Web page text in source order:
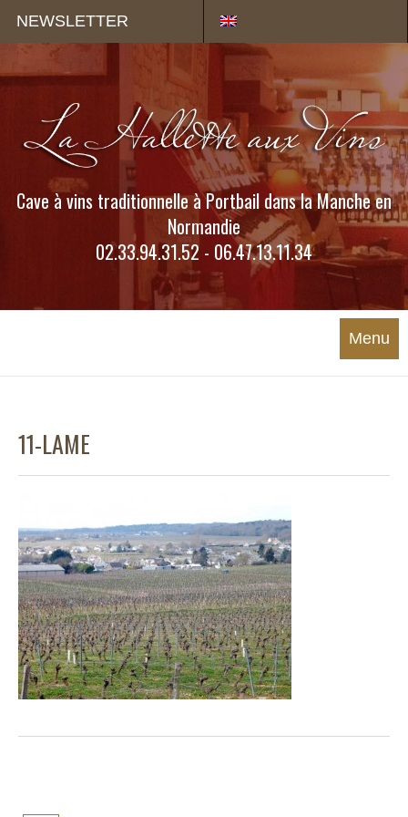
NEWSLETTER
Cave à vins traditionnelle à Portbail dans la Manche en
Normandie
02.33.94.31.52 - 06.47.13.11.34
Menu
11-LAME
Panneau de gestion des cookies